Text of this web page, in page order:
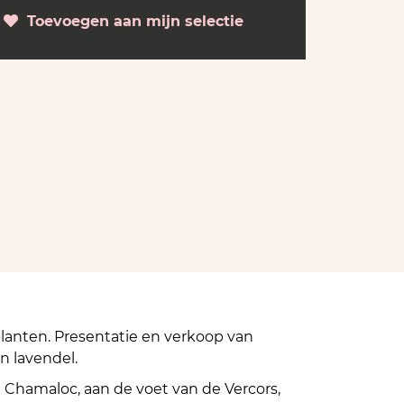
Toevoegen aan mijn selectie
Presentatie en verkoop van
lavendel.
aan de voet van de Vercors,